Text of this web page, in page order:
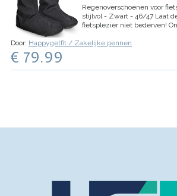
Regenoverschoenen voor
stijlvol - Zwart - 46/47 Laat
fietsplezier niet bederven!
voor dagelijkse fietsers die
willen combineren. Geen
Door: Happygetfit / Zakelijke pennen
€ 79.99